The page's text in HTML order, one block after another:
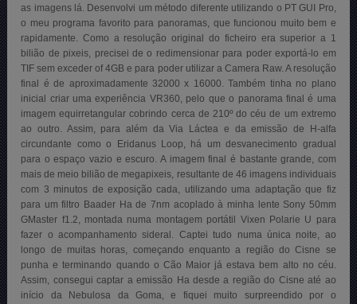
as imagens lá. Desenvolvi um método diferente utilizando o PT GUI Pro,
o meu programa favorito para panoramas, que funcionou muito bem e
rapidamente. Como a resolução original do ficheiro era superior a 1
bilião de pixeis, precisei de o redimensionar para poder exportá-lo em
TIF sem exceder of 4GB e para poder utilizar a Camera Raw. A resolução
final é de aproximadamente 32000 x 16000. Também tinha no plano
inicial criar uma experiência VR360, pelo que o panorama final é uma
imagem equirretangular cobrindo cerca de 210º do céu de um extremo
ao outro. Assim, para além da Via Láctea e da emissão de H-alfa
circundante como o Eridanus Loop, há um desvanecimento gradual
para o espaço vazio e escuro. A imagem final é bastante grande, com
mais de meio bilião de megapixeis, resultante de 46 imagens individuais
com 3 minutos de exposição cada, utilizando uma adaptação que fiz
para um filtro Baader Ha de 7nm acoplado à minha lente Sony 50mm
GMaster f1.2, montada numa montagem portátil Vixen Polarie U para
fazer o acompanhamento sideral. Captei tudo numa única noite, ao
longo de muitas horas, começando enquanto a região do Cisne se
punha e terminando quando o Cão Maior já estava bem alto no céu.
Assim, consegui captar a emissão Ha desde a região do Cisne até ao
início da Nebulosa da Goma, e fiquei muito surpreendido por o